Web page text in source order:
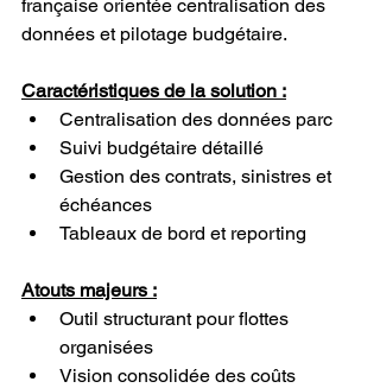
française orientée centralisation des
données et pilotage budgétaire.
Caractéristiques de la solution :
Centralisation des données parc
Suivi budgétaire détaillé
Gestion des contrats, sinistres et
échéances
Tableaux de bord et reporting
Atouts majeurs :
Outil structurant pour flottes
organisées
Vision consolidée des coûts